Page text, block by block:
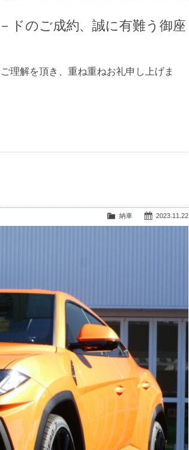
のご成約、誠に有難う御座
理解を頂き、重ね重ねお礼申し上げま
2023.11.22
納車